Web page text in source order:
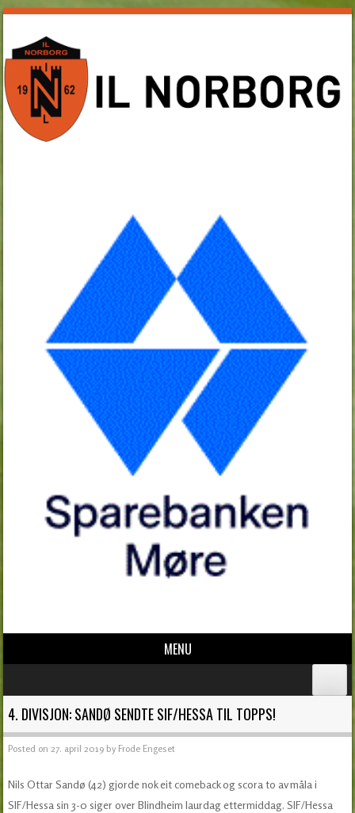
MENU
4. DIVISJON: SANDØ SENDTE SIF/HESSA TIL TOPPS!
Posted on 27. april 2019 by Frode Engeset
Nils Ottar Sandø (42) gjorde nok eit comeback og scora to av måla i
SIF/Hessa sin 3-0 siger over Blindheim laurdag ettermiddag. SIF/Hessa